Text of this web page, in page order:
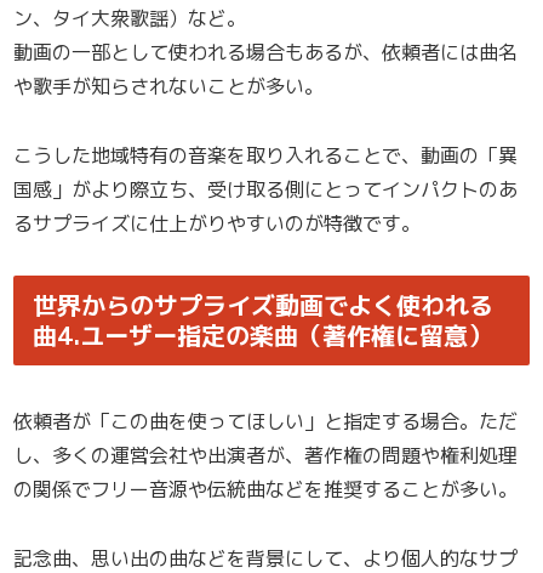
ン、タイ大衆歌謡）など。
動画の一部として使われる場合もあるが、依頼者には曲名
や歌手が知らされないことが多い。
こうした地域特有の音楽を取り入れることで、動画の「異
国感」がより際立ち、受け取る側にとってインパクトのあ
るサプライズに仕上がりやすいのが特徴です。
世界からのサプライズ動画でよく使われる
曲4.ユーザー指定の楽曲（著作権に留意）
依頼者が「この曲を使ってほしい」と指定する場合。ただ
し、多くの運営会社や出演者が、著作権の問題や権利処理
の関係でフリー音源や伝統曲などを推奨することが多い。
記念曲、思い出の曲などを背景にして、より個人的なサプ